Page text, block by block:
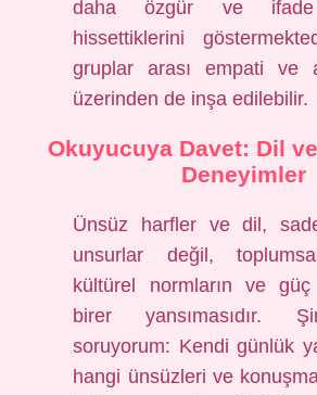
daha özgür ve ifade
hissettiklerini
gruplar arası empati ve
üzerinden de inşa edilebilir.
Okuyucuya Davet: Dil
Deneyimler
Ünsüz harfler ve dil,
unsurlar değil,
kültürel normların ve güç
birer yansımasıdır.
soruyorum: Kendi günlük
hangi ünsüzleri ve